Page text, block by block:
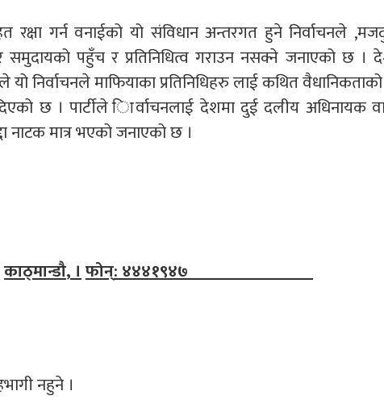
रक्षा गर्न वनाईको यो संविधान अन्तरगत हुने निर्वाचनले
पहुँच र प्रतिनिधित्व गराउन नसक्ने जनाएको छ ।
यो निर्वाचनले माफियाका प्रतिनिधिहरु लाई कथित वैधानिकताको
छ । पार्टीले ािर्वाचनलाई देशमा दुई दलीय अधिनायक
नाटक मात्र भएको जनाएको छ ।
काठ्मान्डौ,।फोन्:४४४१९४७
नहुने ।